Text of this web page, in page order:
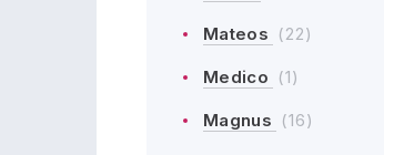
Mateos (22)
Medico (1)
Magnus (16)